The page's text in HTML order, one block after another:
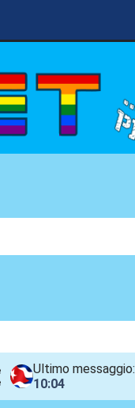
Ultimo messaggio:
10:04